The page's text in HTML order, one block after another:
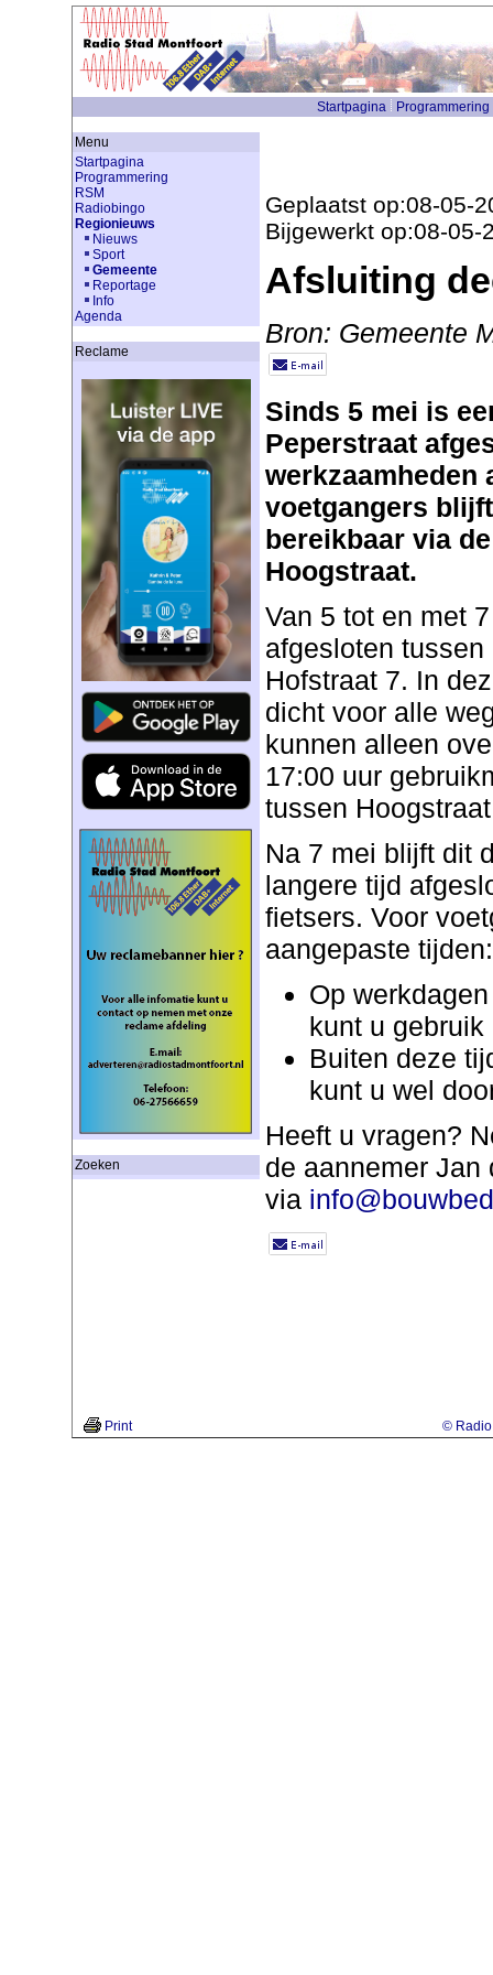
Startpagina Programmering
Menu
Startpagina
Programmering
RSM
Radiobingo
Regionieuws
Nieuws
Sport
Gemeente
Reportage
Info
Agenda
Reclame
Zoeken
Geplaatst op:08-05-
Bijgewerkt op:08-05-
Afsluiting
Bron: Gemeente
Sinds 5 mei is
Peperstraat
werkzaamheden
voetgangers
bereikbaar via
Hoogstraat.
Van 5 tot en met
afgesloten
Hofstraat 7. In
dicht voor alle
kunnen alleen
17:00 uur
tussen
Na 7 mei blijft dit
langere tijd
fietsers. Voor
aangepaste tijden:
Op
kunt u
Buiten deze
kunt u wel
Heeft u vragen?
de aannemer Jan
via
Print © Radio